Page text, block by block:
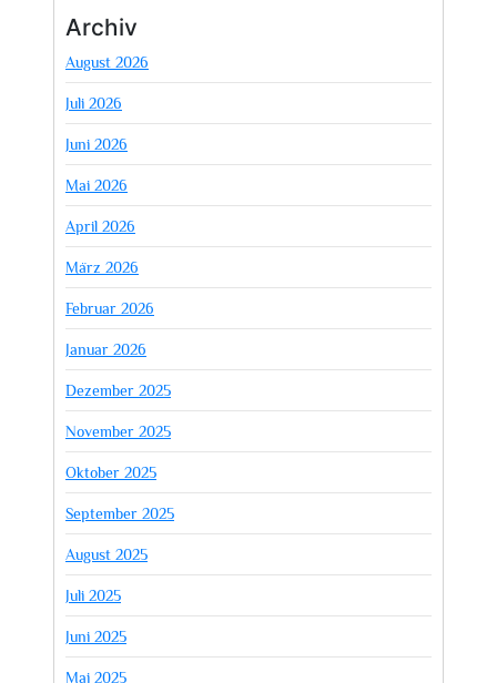
Archiv
August 2026
Juli 2026
Juni 2026
Mai 2026
April 2026
März 2026
Februar 2026
Januar 2026
Dezember 2025
November 2025
Oktober 2025
September 2025
August 2025
Juli 2025
Juni 2025
Mai 2025